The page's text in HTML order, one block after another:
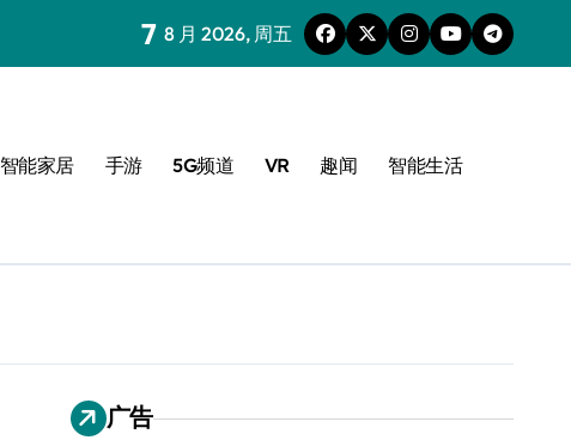
7 8 月 2026, 周五
智能家居 手游 5G频道 VR 趣闻 智能生活
广告